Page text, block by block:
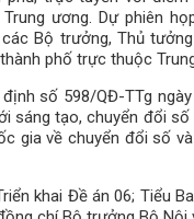
ương. Dự phiên
Bộ trưởng, Thủ
phố trực thuộc
số 598/QĐ-TTg
sáng tạo, chuyển đổi
gia về chuyển đổi số
khai Đề án 06; Tiểu